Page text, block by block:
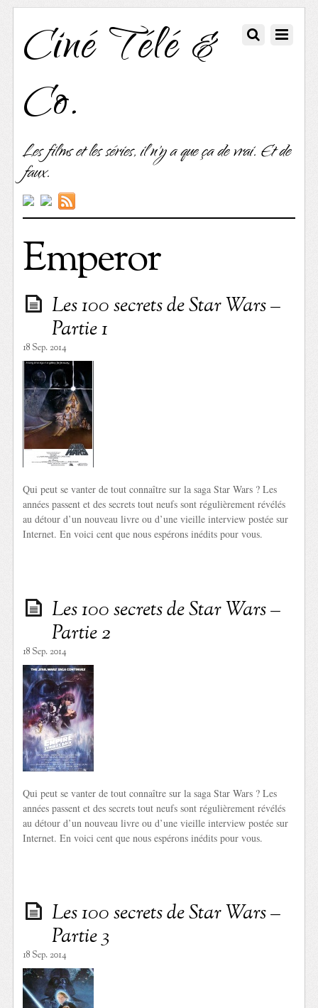
Ciné Télé &
Co.
Les films et les séries, il n'y a que ça de vrai. Et de
faux.
Emperor
Les 100 secrets de Star Wars –
Partie 1
18 Sep. 2014
Qui peut se vanter de tout connaître sur la saga Star Wars ? Les
années passent et des secrets tout neufs sont régulièrement révélés
au détour d’un nouveau livre ou d’une vieille interview postée sur
Internet. En voici cent que nous espérons inédits pour vous.
Les 100 secrets de Star Wars –
Partie 2
18 Sep. 2014
Qui peut se vanter de tout connaître sur la saga Star Wars ? Les
années passent et des secrets tout neufs sont régulièrement révélés
au détour d’un nouveau livre ou d’une vieille interview postée sur
Internet. En voici cent que nous espérons inédits pour vous.
Les 100 secrets de Star Wars –
Partie 3
18 Sep. 2014